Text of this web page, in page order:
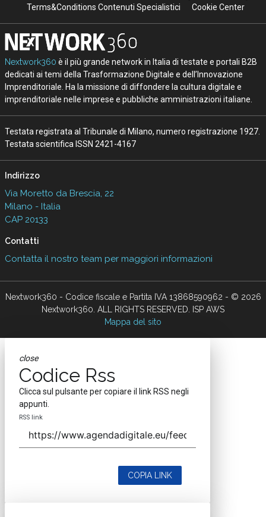
Terms&Conditions Contenuti Specialistici
Cookie Center
Nextwork360 è il più grande network in Italia di testate e portali B2B
dedicati ai temi della Trasformazione Digitale e dell’Innovazione
Imprenditoriale. Ha la missione di diffondere la cultura digitale e
imprenditoriale nelle imprese e pubbliche amministrazioni italiane.
Testata registrata al Tribunale di Milano, numero registrazione 1927.
Testata scientifica ISSN 2421-4167
Indirizzo
Via Moretto da Brescia, 22
Milano - Italia
CAP 20133
Contatti
Contatta il nostro team per maggiori informazioni
Nextwork360 - Codice fiscale e Partita IVA 13868590962 - © 2026
Nextwork360. ALL RIGHTS RESERVED. ISP AWS
Mappa del sito
close
Codice Rss
Clicca sul pulsante per copiare il link RSS negli
appunti.
RSS link
COPIA LINK